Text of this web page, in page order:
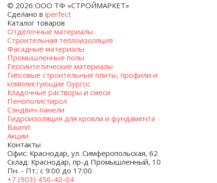
© 2026 ООО ТФ «СТРОЙМАРКЕТ»
Сделано в iperfect
Каталог товаров
Отделочные материалы
Строительная теплоизоляция
Фасадные материалы
Промышленные полы
Геосинтетические материалы
Гипсовые строительные плиты, профили и
комплектующие Gyproc
Кладочные растворы и смеси
Пенополистирол
Сэндвич-панели
Гидроизоляция для кровли и фундамента
Baumit
Акции
Контакты
Офис: Краснодар, ул. Симферопольская, 62
Склад: Краснодар, пр-д Промышленный, 10
Пн. - Пт.: с 9:00 до 17:00
+7 (903) 456-40-04